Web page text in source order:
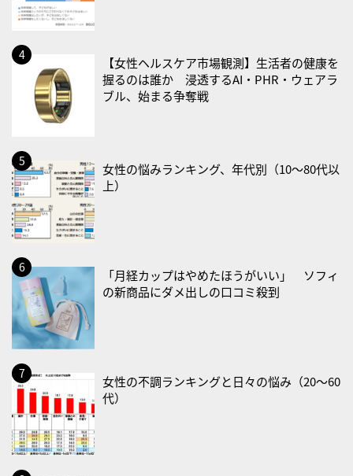
2026/08/22(土)
・禁煙の日
2026/08/23(日)
・不眠の日
・乳酸菌の日
・いたわり肌の日
2026/08/26(水)
・風呂の日
2026/08/29(土)
・筋肉強化の日
2026/08/30(日)
・ＥＰＡの日
2026/08/31(月)
・菜の日
・血管内破砕術（IVL）の日
2026/09/01(火)
・がん征圧月間
【女性ヘルスケア市場観測】生活者の健康を
握るのは誰か 浸透するAI・PHR・ウェアラ
ブル、始まる争奪戦
女性の悩みランキング、年代別（10〜80代以
上）
「月経カップはやめたほうがいい」 ソフィ
の新商品にダメ出しの口コミ殺到
女性の不調ランキングと日々の悩み（20〜60
代）